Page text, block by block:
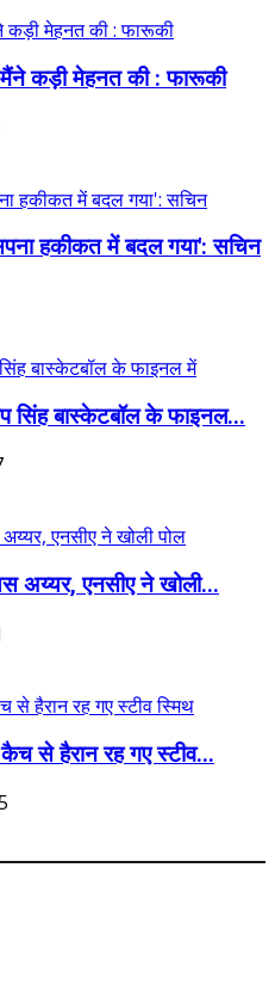
मैंने कड़ी मेहनत की : फारूकी
हकीकत में बदल गया': सचिन
सिंह बास्केटबॉल के फाइनल...
अय्यर, एनसीए ने खोली...
से हैरान रह गए स्टीव...